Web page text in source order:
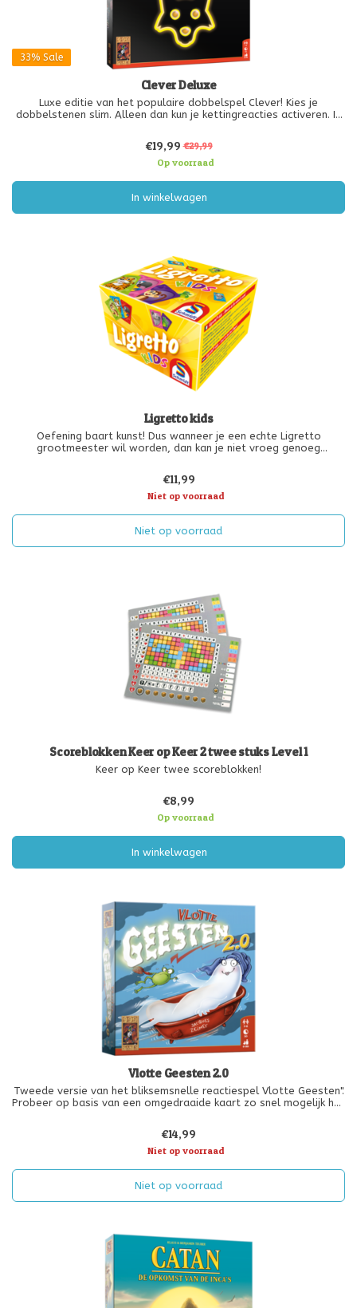
33% Sale
Clever Deluxe
Luxe editie van het populaire dobbelspel Clever! Kies je
dobbelstenen slim. Alleen dan kun je kettingreacties activeren. In
een
€19,99 €29,99
Op voorraad
In winkelwagen
Ligretto kids
Oefening baart kunst! Dus wanneer je een echte Ligretto
grootmeester wil worden, dan kan je niet vroeg genoeg
eenvoudiger gemaakt e
€11,99
Niet op voorraad
Niet op voorraad
Scoreblokken Keer op Keer 2 twee stuks Level 1
Keer op Keer twee scoreblokken!
€8,99
Op voorraad
In winkelwagen
Vlotte Geesten 2.0
Tweede versie van het bliksemsnelle reactiespel Vlotte Geesten".
Probeer op basis van een omgedraaide kaart zo snel mogelijk het
€14,99
Niet op voorraad
Niet op voorraad